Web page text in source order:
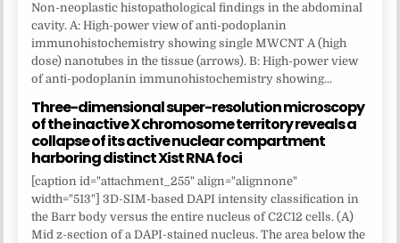
Non-neoplastic histopathological findings in the abdominal
cavity. A: High-power view of anti-podoplanin
immunohistochemistry showing single MWCNT A (high
dose) nanotubes in the tissue (arrows). B: High-power view
of anti-podoplanin immunohistochemistry showing...
Three-dimensional super-resolution microscopy
of the inactive X chromosome territory reveals a
collapse of its active nuclear compartment
harboring distinct Xist RNA foci
[caption id="attachment_255" align="alignnone"
width="513"] 3D-SIM-based DAPI intensity classification in
the Barr body versus the entire nucleus of C2C12 cells. (A)
Mid z-section of a DAPI-stained nucleus. The area below the